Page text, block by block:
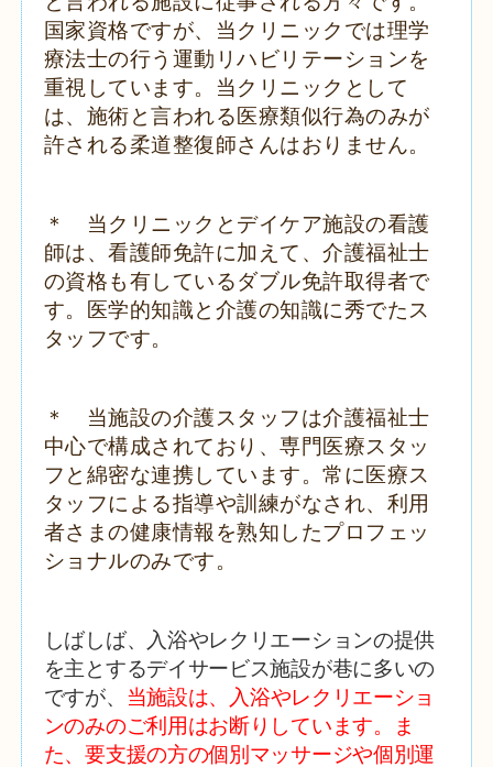
国家資格ですが、当クリニックでは理学
療法士の行う運動リハビリテーションを
重視しています。当クリニックとして
は、施術と言われる医療類似行為のみが
許される柔道整復師さんはおりません。
＊ 当クリニックとデイケア施設の看護
師は、看護師免許に加えて、介護福祉士
の資格も有しているダブル免許取得者で
す。医学的知識と介護の知識に秀でたス
タッフです。
＊ 当施設の介護スタッフは介護福祉士
中心で構成されており、専門医療スタッ
フと綿密な連携しています。常に医療ス
タッフによる指導や訓練がなされ、利用
者さまの健康情報を熟知したプロフェッ
ショナルのみです。
しばしば、入浴やレクリエーションの提供
を主とするデイサービス施設が巷に多いの
ですが、 当施設は、入浴やレクリエーショ
ンのみのご利用はお断りしています。ま
た、要支援の方の個別マッサージや個別運